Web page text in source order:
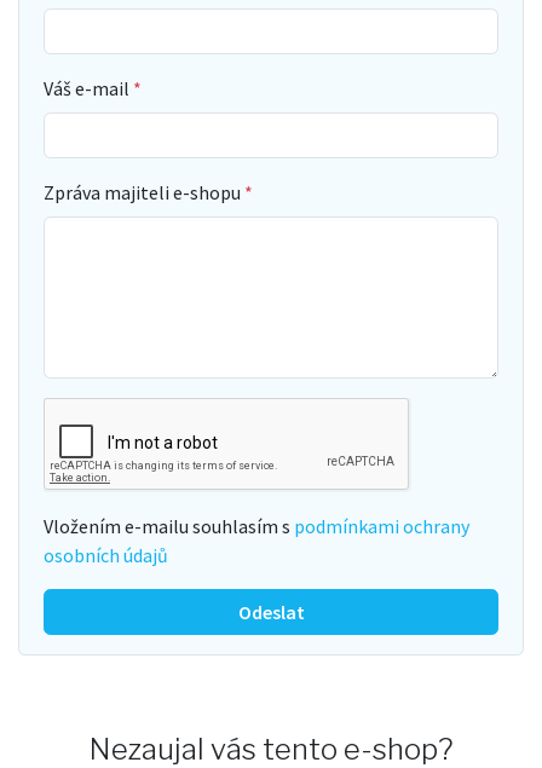
Váš e-mail
Zpráva majiteli e-shopu
Vložením e-mailu souhlasím s podmínkami ochrany
osobních údajů
Odeslat
Nezaujal vás tento e-shop?